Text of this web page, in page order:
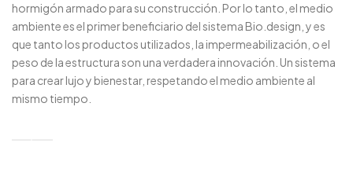
hormigón armado para su construcción. Por lo tanto, el medio
ambiente es el primer beneficiario del sistema Bio.design, y es
que tanto los productos utilizados, la impermeabilización, o el
peso de la estructura son una verdadera innovación. Un sistema
para crear lujo y bienestar, respetando el medio ambiente al
mismo tiempo.